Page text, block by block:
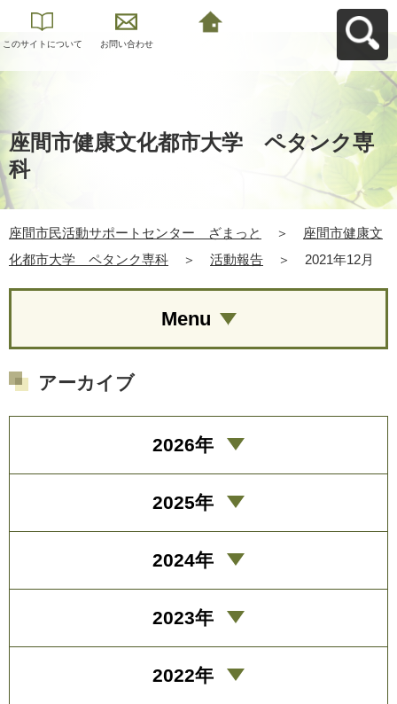
このサイトについて お問い合わせ
座間市健康文化都市大学 ペタンク専
科
座間市民活動サポートセンター ざまっと ＞
座間市健康文
化都市大学 ペタンク専科
＞ 活動報告 ＞ 2021年12月
Menu
アーカイブ
2026年
2025年
2024年
2023年
2022年